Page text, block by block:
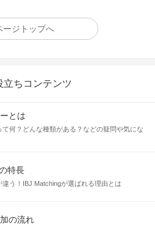
ージトップへ
立ちコンテンツ
とは
て何？どんな種類がある？などの疑問や気にな
特長
う！IBJ Matchingが選ばれる理由とは
の流れ